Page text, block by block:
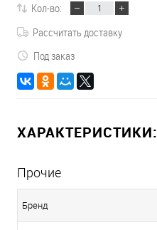
Кол-во:
Рассчитать доставку
Под заказ
ХАРАКТЕРИСТИКИ:
Прочие
Бренд